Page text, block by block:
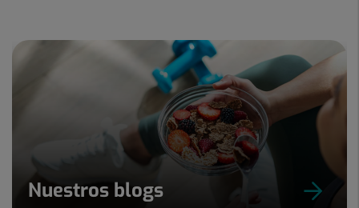
Nuestros blogs